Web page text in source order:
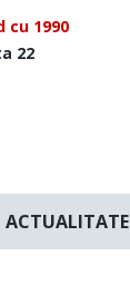
cu 1990
22
ACTUALITATE